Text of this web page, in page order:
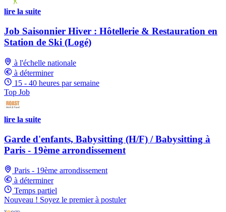
lire la suite
Job Saisonnier Hiver : Hôtellerie & Restauration en
Station de Ski (Logé)
à l'échelle nationale
à déterminer
15 - 40 heures par semaine
Top Job
lire la suite
Garde d'enfants, Babysitting (H/F) / Babysitting à
Paris - 19ème arrondissement
Paris - 19ème arrondissement
à déterminer
Temps partiel
Nouveau ! Soyez le premier à postuler